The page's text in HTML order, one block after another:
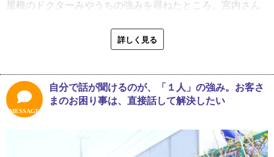
宮内さんは現在、１人で会社を切り盛りしていますが、実
際の屋根工事はたくさんの仕事仲間と協力して行っていま
す。それは、幼い頃からの人づきあいの良さや、快活で明
そして宮内さん、実は優れた運動神経の持ち主。３５歳の
時に、身体能力とチームワークを競うテレビ番組に、当時
小学２年生だった息子さんと出演した経験があります。オ
ーディションを勝ち抜き、テレビ出演の権利を得られたの
は、中学から始めた体操経験のおかげ。高校では、鉄棒の
屋根のドクターみやうちの強みを尋ねたところ、宮内さん
た。近年、和型の瓦屋根に対応できる職人は、減少傾向に
あります。宮内さんがこの１０年、屋根のドクターみやう
持っていたからだと言っても過言ではないでしょう。
「東日本大震災の際にも感じたのですが、和形瓦屋根に対
応できる職人が少なくなってきていますね。入母屋などの
あと、会社としての強みは、『屋根のドクター』の屋号に
詳しく見る
MESSAGE
自分で話が聞けるのが、「１人」の強み。お客さ
まのお困り事は、直接話して解決したい